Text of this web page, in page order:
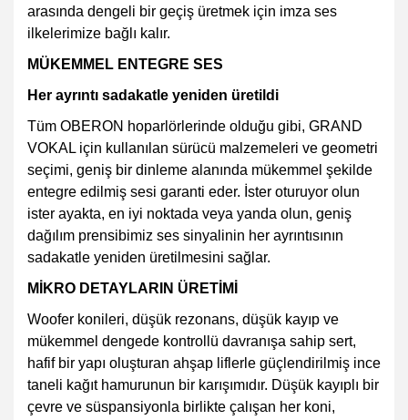
arasında dengeli bir geçiş üretmek için imza ses
ilkelerimize bağlı kalır.
MÜKEMMEL ENTEGRE SES
Her ayrıntı sadakatle yeniden üretildi
Tüm OBERON hoparlörlerinde olduğu gibi, GRAND
VOKAL için kullanılan sürücü malzemeleri ve geometri
seçimi, geniş bir dinleme alanında mükemmel şekilde
entegre edilmiş sesi garanti eder. İster oturuyor olun
ister ayakta, en iyi noktada veya yanda olun, geniş
dağılım prensibimiz ses sinyalinin her ayrıntısının
sadakatle yeniden üretilmesini sağlar.
MİKRO DETAYLARIN ÜRETİMİ
Woofer konileri, düşük rezonans, düşük kayıp ve
mükemmel dengede kontrollü davranışa sahip sert,
hafif bir yapı oluşturan ahşap liflerle güçlendirilmiş ince
taneli kağıt hamurunun bir karışımıdır. Düşük kayıplı bir
çevre ve süspansiyonla birlikte çalışan her koni,